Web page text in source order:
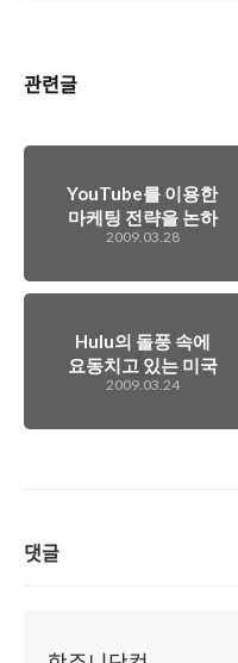
관련글
YouTube를 이용한
마케팅 전략을 논하
다...? YouTube
Marketers
2009.03.28
Hulu의 돌풍 속에
요동치고 있는 미국
동영상 시장. 그래도
2009.03.24
댓글